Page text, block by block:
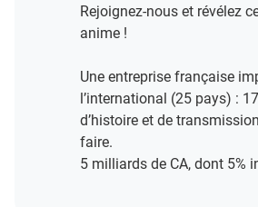
Rejoignez-nous et révélez
anime !​
Une entreprise française
l’international (25 pays) :
d’histoire et de
faire.​
5 milliards de CA, dont 5%